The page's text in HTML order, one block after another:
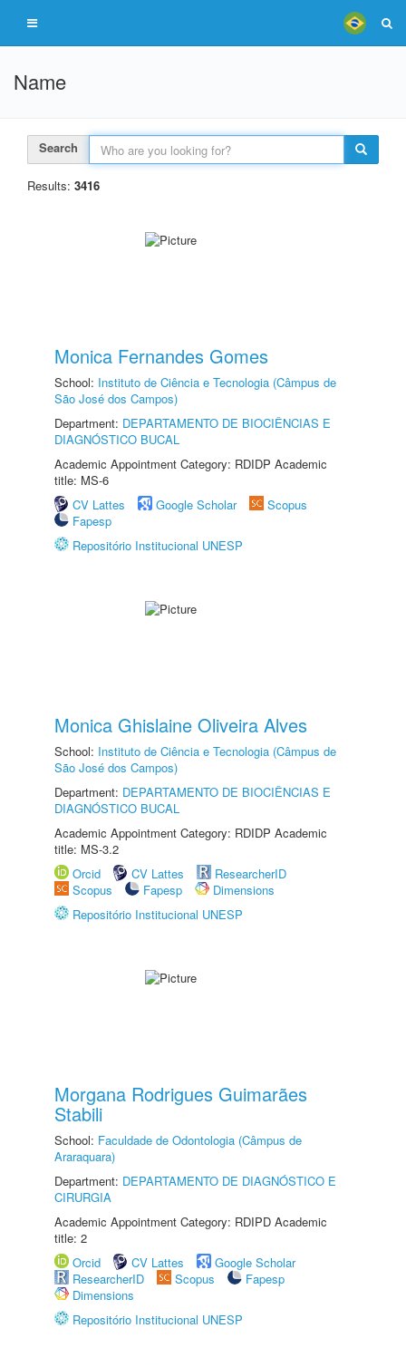
Name
Search
Results: 3416
Monica Fernandes Gomes
School: Instituto de Ciência e Tecnologia (Câmpus de
São José dos Campos)
Department: DEPARTAMENTO DE BIOCIÊNCIAS E
DIAGNÓSTICO BUCAL
Academic Appointment Category: RDIDP Academic
title: MS-6
CV Lattes
Google Scholar
Scopus
Fapesp
Repositório Institucional UNESP
Monica Ghislaine Oliveira Alves
School: Instituto de Ciência e Tecnologia (Câmpus de
São José dos Campos)
Department: DEPARTAMENTO DE BIOCIÊNCIAS E
DIAGNÓSTICO BUCAL
Academic Appointment Category: RDIDP Academic
title: MS-3.2
Orcid
CV Lattes
ResearcherID
Scopus
Fapesp
Dimensions
Repositório Institucional UNESP
Morgana Rodrigues Guimarães
Stabili
School: Faculdade de Odontologia (Câmpus de
Araraquara)
Department: DEPARTAMENTO DE DIAGNÓSTICO E
CIRURGIA
Academic Appointment Category: RDIPD Academic
title: 2
Orcid
CV Lattes
Google Scholar
ResearcherID
Scopus
Fapesp
Dimensions
Repositório Institucional UNESP